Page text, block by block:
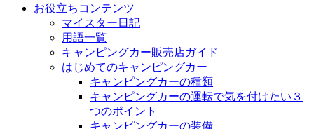
お役立ちコンテンツ
マイスター日記
用語一覧
キャンピングカー販売店ガイド
はじめてのキャンピングカー
キャンピングカーの種類
キャンピングカーの運転で気を付けたい３
つのポイント
キャンピングカーの装備